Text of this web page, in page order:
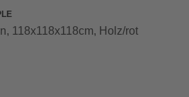
118x118x118cm, Holz/rot